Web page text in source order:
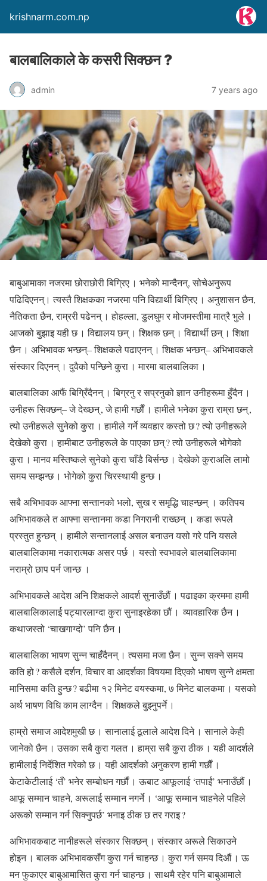
krishnarm.com.np
बालबालिकाले के कसरी सिक्छन ?
admin 7 years ago
बाबुआमाका नजरमा छोराछोरी बिग्रिए । भनेको मान्दैनन्, सोचेअनुरूप
पढिदिएनन्। त्यस्तै शिक्षकका नजरमा पनि विद्यार्थी बिग्रिए । अनुशासन छैन,
नैतिकता छैन, राम्ररी पढेनन् । होहल्ला, डुलघुम र मोजमस्तीमा मात्रै भुले ।
आजको बुझाइ यही छ । विद्यालय छन् । शिक्षक छन् । विद्यार्थी छन् । शिक्षा
छैन । अभिभावक भन्छन्– शिक्षकले पढाएनन् । शिक्षक भन्छन्– अभिभावकले
संस्कार दिएनन् । दुवैको पन्छिने कुरा । मारमा बालबालिका ।
बालबालिका आफैं बिग्रिँदैनन् । बिग्रनु र सप्रनुको ज्ञान उनीहरूमा हुँदैन ।
उनीहरू सिक्छन्– जे देख्छन् , जे हामी गर्छौं । हामीले भनेका कुरा राम्रा छन् ,
त्यो उनीहरूले सुनेको कुरा । हामीले गर्ने व्यवहार कस्तो छ ? त्यो उनीहरूले
देखेको कुरा । हामीबाट उनीहरूले के पाएका छन् ? त्यो उनीहरूले भोगेको
कुरा । मानव मस्तिष्कले सुनेको कुरा चाँडै बिर्सन्छ । देखेको कुराअलि लामो
समय सम्झन्छ । भोगेको कुरा चिरस्थायी हुन्छ ।
सबै अभिभावक आफ्ना सन्तानको भलो, सुख र समृद्धि चाहन्छन् । कतिपय
अभिभावकले त आफ्ना सन्तानमा कडा निगरानी राख्छन् । कडा रूपले
प्रस्तुत हुन्छन् । हामीले सन्तानलाई असल बनाउन यसो गरे पनि यसले
बालबालिकामा नकारात्मक असर पर्छ । यस्तो स्वभावले बालबालिकामा
नराम्रो छाप पर्न जान्छ ।
अभिभावकले आदेश अनि शिक्षकले आदर्श सुनाउँछौं । पढाइका क्रममा हामी
बालबालिकालाई पट्यारलाग्दा कुरा सुनाइरहेका छौं । व्यावहारिक छैन ।
कथाजस्तो ‘चाखगाग्दो’ पनि छैन ।
बालबालिका भाषण सुन्न चाहँदैनन् । त्यसमा मजा छैन । सुन्न सक्ने समय
कति हो ? कसैले दर्शन, विचार वा आदर्शका विषयमा दिएको भाषण सुन्ने क्षमता
मानिसमा कति हुन्छ ? बढीमा १२ मिनेट वयस्कमा, ७ मिनेट बालकमा । यसको
अर्थ भाषण विधि काम लाग्दैन । शिक्षकले बुझ्नुपर्ने ।
हाम्रो समाज आदेशमुखी छ । सानालाई ठूलाले आदेश दिने । सानाले केही
जानेको छैन । उसका सबै कुरा गलत । हाम्रा सबै कुरा ठीक । यही आदर्शले
हामीलाई निर्देशित गरेको छ । यही आदर्शको अनुकरण हामी गर्छौं ।
केटाकेटीलाई ‘तँ’ भनेर सम्बोधन गर्छौं । ऊबाट आफूलाई ‘तपाईं’ भनाउँछौं ।
आफू सम्मान चाहने, अरूलाई सम्मान नगर्ने । ‘आफू सम्मान चाहनेले पहिले
अरूको सम्मान गर्न सिक्नुपर्छ’ भनाइ ठीक छ तर गराइ ?
अभिभावकबाट नानीहरूले संस्कार सिक्छन् । संस्कार अरूले सिकाउने
होइन । बालक अभिभावकसँग कुरा गर्न चाहन्छ । कुरा गर्न समय दिऔं । ऊ
मन फुकाएर बाबुआमासित कुरा गर्न चाहन्छ । साथमै रहेर पनि बाबुआमाले